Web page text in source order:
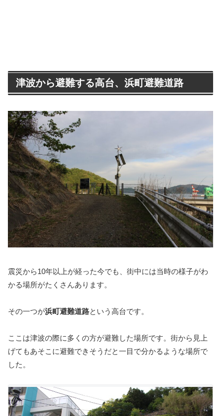
津波から避難する高台、浜町避難道路
震災から10年以上が経った今でも、街中には当時の様子がわ
かる場所がたくさんあります。
その一つが浜町避難道路という高台です。
ここは津波の際に多くの方が避難した場所です。街から見上
げてもあそこに避難できそうだと一目で分かるような場所で
した。